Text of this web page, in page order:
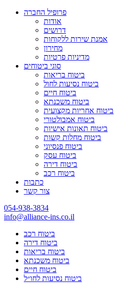
פרופיל החברה
אודות
דרושים
אמנת שירות ללקוחות
מחירון
מדיניות פרטיות
סוגי ביטוחים
ביטוח בריאות
ביטוח נסיעות לחול
ביטוח חיים
ביטוח משכנתא
ביטוח אחריות מקצועית
ביטוח אמבולטורי
ביטוח תאונות אישיות
ביטוח מחלות קשות
ביטוח פנסיוני
ביטוח עסק
ביטוח דירה
ביטוח רכב
כתבות
צור קשר
054-938-3834
info@alliance-ins.co.il
ביטוח רכב
ביטוח דירה
ביטוח בריאות
ביטוח משכנתא
ביטוח חיים
ביטוח נסיעות לחו״ל